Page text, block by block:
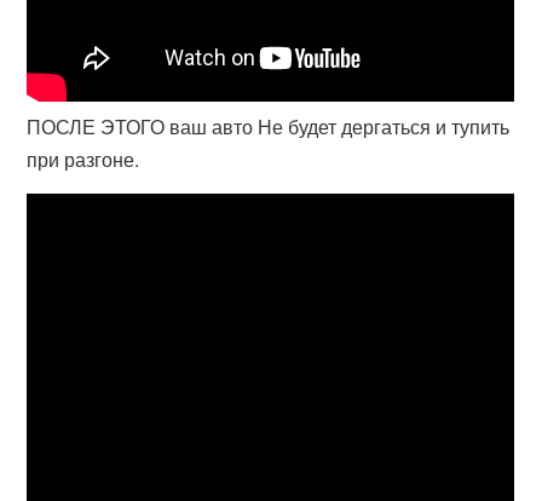
ПОСЛЕ ЭТОГО ваш авто Не будет дергаться и тупить
при разгоне.